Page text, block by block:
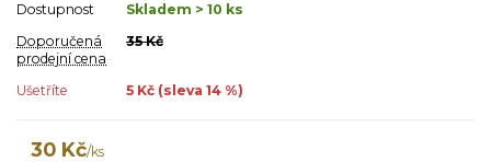
Dostupnost
Skladem > 10 ks
Doporučená
prodejní cena
35 Kč
Ušetříte 5 Kč (sleva 14 %)
30 Kč/ks